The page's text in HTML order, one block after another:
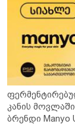
კანის
ბრენდი